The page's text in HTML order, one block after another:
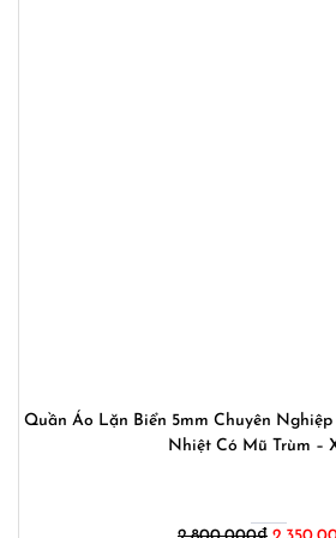
Quần Áo Lặn Biển 5mm Chuyên
Nhiệt Có Mũ Trùm –